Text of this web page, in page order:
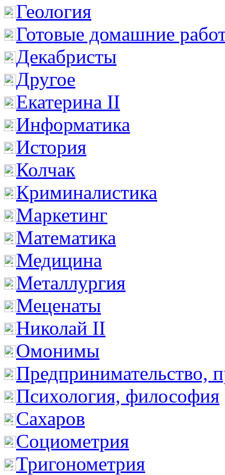
Геология
Готовые домашние
Декабристы
Другое
Екатерина II
Информатика
История
Колчак
Криминалистика
Маркетинг
Математика
Медицина
Металлургия
Меценаты
Николай II
Омонимы
Предпринимательство,
Психология, философия
Сахаров
Социометрия
Тригонометрия